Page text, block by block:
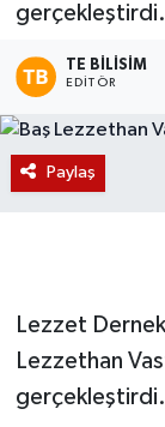
gerçekleştirdi.
TE BILISIM
EDITÖR
Paylaş
Lezzet
Lezzethan
gerçekleştirdi.
Etkinlikler